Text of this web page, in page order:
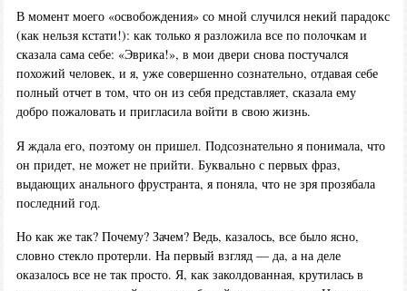
В момент моего «освобождения» со мной случился некий парадокс
(как нельзя кстати!): как только я разложила все по полочкам и
сказала сама себе: «Эврика!», в мои двери снова постучался
похожий человек, и я, уже совершенно сознательно, отдавая себе
полный отчет в том, что он из себя представляет, сказала ему
добро пожаловать и пригласила войти в свою жизнь.
Я ждала его, поэтому он пришел. Подсознательно я понимала, что
он придет, не может не прийти. Буквально с первых фраз,
выдающих анального фрустранта, я поняла, что не зря прозябала
последний год.
Но как же так? Почему? Зачем? Ведь, казалось, все было ясно,
словно стекло протерли. На первый взгляд — да, а на деле
оказалось все не так просто. Я, как заколдованная, крутилась в